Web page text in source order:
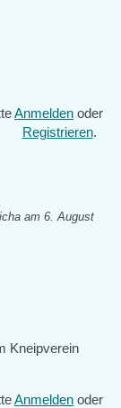
Anmelden oder
Registrieren.
am 6. August
Kneipverein
Anmelden oder